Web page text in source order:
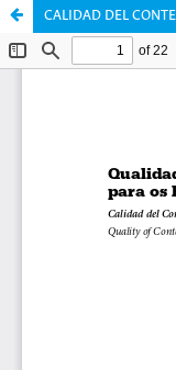
CALIDAD DEL